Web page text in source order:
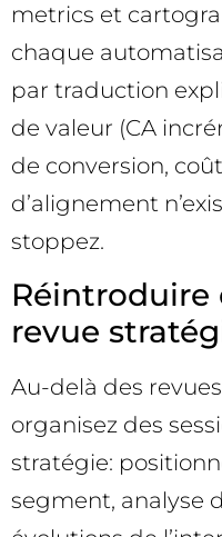
metrics et
chaque
par traduction
de valeur (CA
de conversion,
d’alignement
stoppez.
Réintroduire
revue
Au-delà des
organisez des
stratégie:
segment, analyse